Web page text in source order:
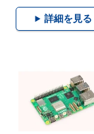
詳細を見る